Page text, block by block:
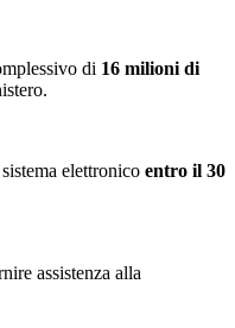
di 16 milioni di
elettronico entro il 30
assistenza alla